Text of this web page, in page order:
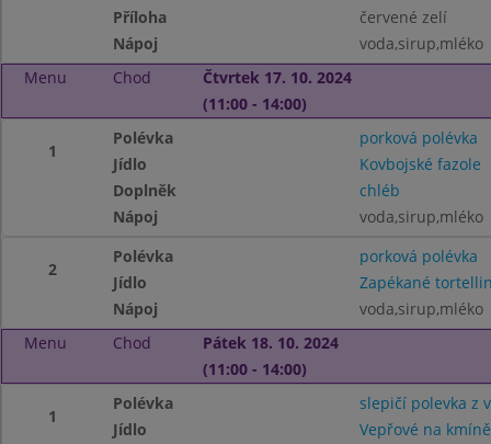
Příloha
červené zelí
Nápoj
voda,sirup,mléko
Menu
Chod
Čtvrtek 17. 10. 2024
(11:00 - 14:00)
1
Polévka
porková polévka
Jídlo
Kovbojské fazole
Doplněk
chléb
Nápoj
voda,sirup,mléko
2
Polévka
porková polévka
Jídlo
Zapékané
Nápoj
voda,sirup,mléko
Menu
Chod
Pátek 18. 10. 2024
(11:00 - 14:00)
1
Polévka
slepičí polevka z
Jídlo
Vepřové na kmíně